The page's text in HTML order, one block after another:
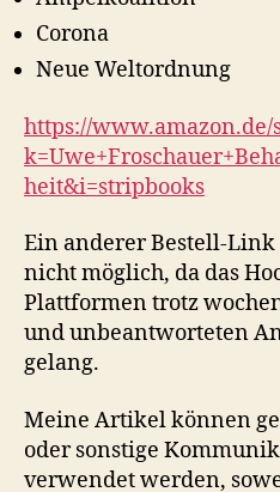
Corona
Neue Weltordnung
https://www.amazon.de/
heit&i=stripbooks
Ein anderer Bestell-
nicht möglich, da das
Plattformen trotz
und unbeantworteten
gelang.
Meine Artikel können
oder sonstige
verwendet werden,